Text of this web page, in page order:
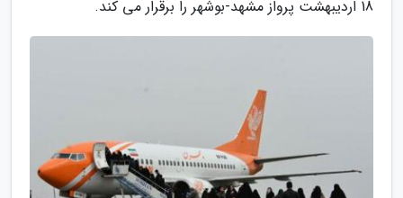
18 اردیبهشت پرواز مشهد-بوشهر را برقرار مى کند.